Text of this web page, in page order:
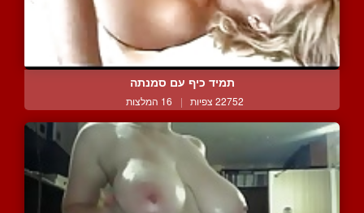
תמיד כיף עם סמנתה
22752 צפיות | 16 המלצות